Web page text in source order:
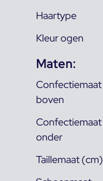
Haartype
Kleur ogen
Maten:
Confectiemaat
boven
Confectiemaat
onder
Taillemaat (cm)